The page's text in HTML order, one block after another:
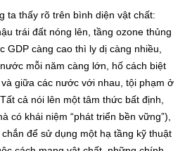
ta thấy rõ trên bình diện vật chất:
trái đất nóng lên, tầng ozone thủng
GDP càng cao thì ly dị càng nhiều,
mỗi năm càng lớn, hố cách biệt
giữa các nước với nhau, tội phạm ở
cả nói lên một tâm thức bất định,
có khái niệm “phát triển bền vững”),
để sử dụng một hạ tầng kỹ thuật